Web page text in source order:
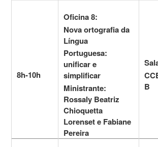
8h-10h
Oficina 8:
Nova ortografia da
Língua
Portuguesa:
unificar e
simplificar
Ministrante:
Rossaly Beatriz
Chioquetta
Lorenset e Fabiane
Pereira
B